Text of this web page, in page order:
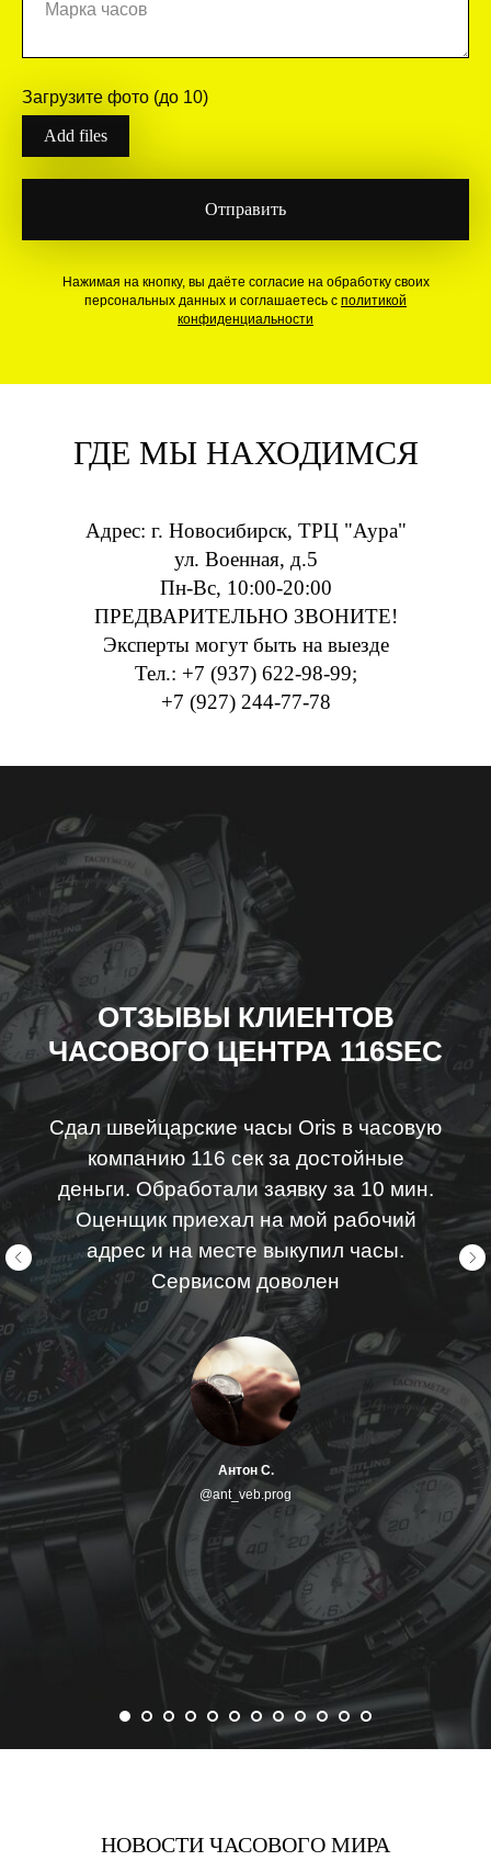
Загрузите фото (до 10)
Add files
Отправить
Нажимая на кнопку, вы даёте согласие на обработку своих
персональных данных и соглашаетесь с политикой
конфиденциальности
ГДЕ МЫ НАХОДИМСЯ
Адрес: г. Новосибирск, ТРЦ "Аура"
ул. Военная, д.5
Пн-Вс, 10:00-20:00
ПРЕДВАРИТЕЛЬНО ЗВОНИТЕ!
Эксперты могут быть на выезде
Тел.: +7 (937) 622-98-99;
+7 (927) 244-77-78
ОТЗЫВЫ КЛИЕНТОВ
ЧАСОВОГО ЦЕНТРА 116SEC
Сдал швейцарские часы Oris в часовую
компанию 116 сек за достойные
деньги. Обработали заявку за 10 мин.
Оценщик приехал на мой рабочий
адрес и на месте выкупил часы.
Сервисом доволен
Антон С.
@ant_veb.prog
НОВОСТИ ЧАСОВОГО МИРА